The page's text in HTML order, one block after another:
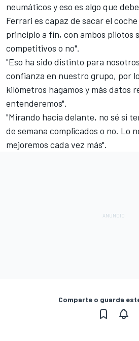
neumáticos y eso es algo que
Ferrari es capaz de sacar el
principio a fin, con ambos pilotos
competitivos o no".
"Eso ha sido distinto para
confianza en nuestro grupo, por
kilómetros hagamos y más datos
entenderemos".
"Mirando hacia delante, no sé si
de semana complicados o no. Lo
mejoremos cada vez más".
Comparte o guarda